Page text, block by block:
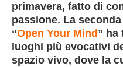
primavera, fatto di
passione. La
“Open Your Mind ” ha
luoghi più evocativi
spazio vivo, dove la